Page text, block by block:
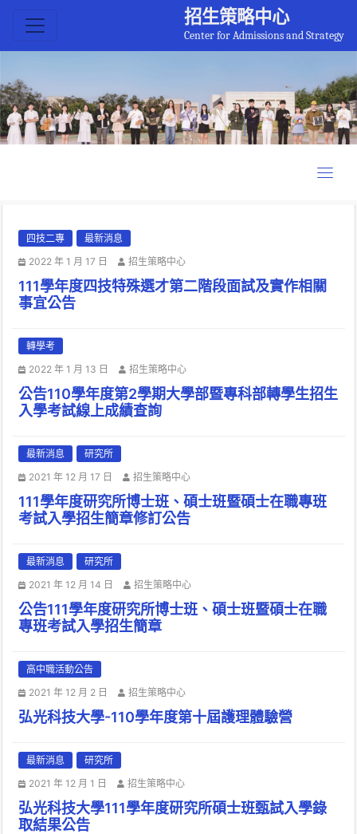
招生策略中心
Center for Admissions and Strategy
四技二專
最新消息
2022 年 1 月 17 日
招生策略中心
111學年度四技特殊選才第二階段面試及實作相關
事宜公告
轉學考
2022 年 1 月 13 日
招生策略中心
公告110學年度第2學期大學部暨專科部轉學生招生
入學考試線上成績查詢
最新消息
研究所
2021 年 12 月 17 日
招生策略中心
111學年度研究所博士班、碩士班暨碩士在職專班
考試入學招生簡章修訂公告
最新消息
研究所
2021 年 12 月 14 日
招生策略中心
公告111學年度研究所博士班、碩士班暨碩士在職
專班考試入學招生簡章
高中職活動公告
2021 年 12 月 2 日
招生策略中心
弘光科技大學-110學年度第十屆護理體驗營
最新消息
研究所
2021 年 12 月 1 日
招生策略中心
弘光科技大學111學年度研究所碩士班甄試入學錄
取結果公告